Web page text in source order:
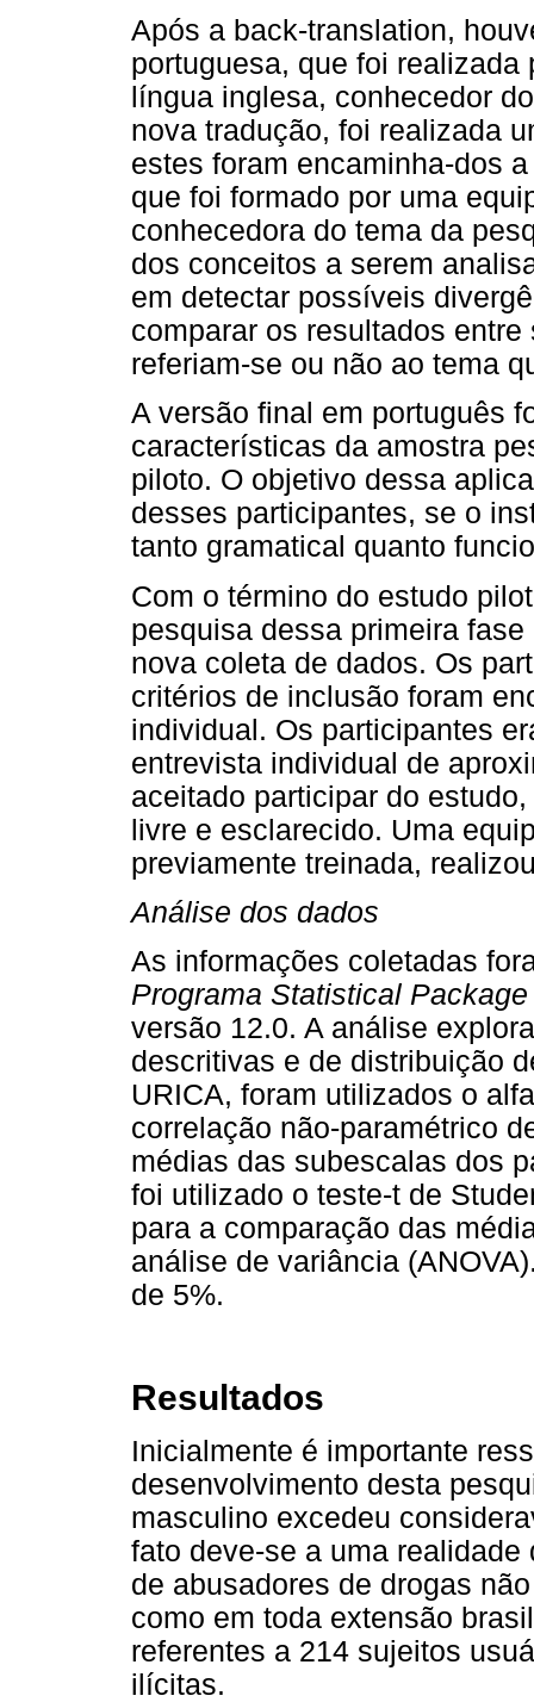
Após a back-translation,
portuguesa, que foi
língua inglesa, conhecedor
nova tradução, foi realizada
estes foram encaminha-dos
que foi formado por uma
conhecedora do tema da
dos conceitos a serem
em detectar possíveis
comparar os resultados
referiam-se ou não ao tema
A versão final em português
características da amostra
piloto. O objetivo dessa
desses participantes, se o
tanto gramatical quanto
Com o término do estudo
pesquisa dessa primeira
nova coleta de dados. Os
critérios de inclusão foram
individual. Os participantes
entrevista individual de
aceitado participar do
livre e esclarecido. Uma
previamente treinada,
Análise dos dados
As informações coletadas
Programa Statistical
versão 12.0. A análise
descritivas e de distribuição
URICA, foram utilizados o
correlação não-paramétrico
médias das subescalas dos
foi utilizado o teste-t de
para a comparação das
análise de variância
de 5%.
Resultados
Inicialmente é importante
desenvolvimento desta
masculino excedeu
fato deve-se a uma
de abusadores de drogas
como em toda extensão
referentes a 214 sujeitos
ilícitas.